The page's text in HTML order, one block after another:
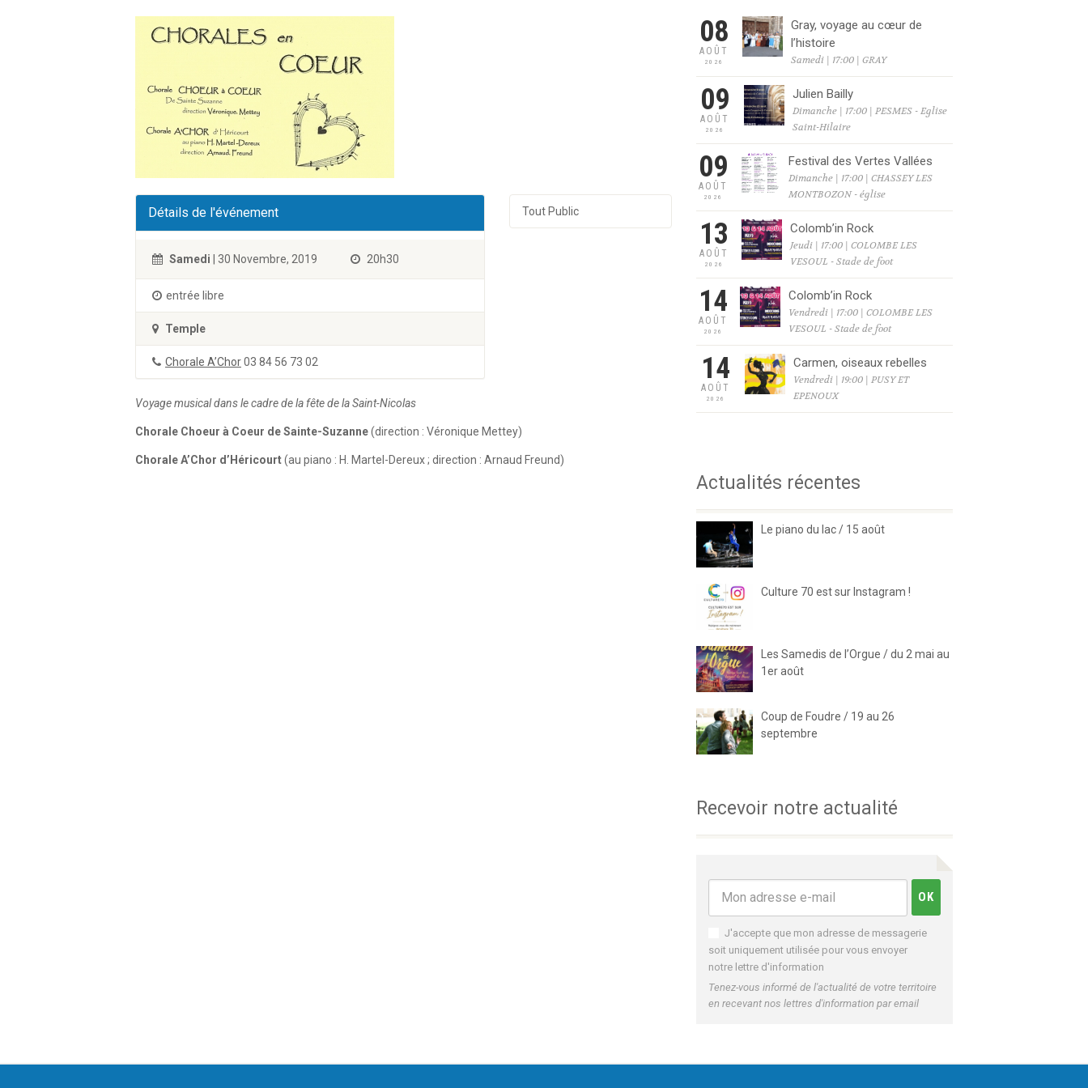
Détails de l'événement
Samedi | 30 Novembre, 2019 20h30
entrée libre
Temple
Chorale A’Chor03 84 56 73 02
Tout Public
Voyage musical dans le cadre de la fête de la Saint-Nicolas
Chorale Choeur à Coeur de Sainte-Suzanne(direction : Véronique Mettey)
Chorale A’Chor d’Héricourt(au piano : H. Martel-Dereux ; direction : Arnaud Freund)
08
AOÛT
2026
Gray, voyage au cœur de
l’histoire
Samedi | 17:00 | GRAY
09
AOÛT
2026
Julien Bailly
Dimanche | 17:00 | PESMES - Eglise
Saint-Hilaire
09
AOÛT
2026
Festival des Vertes Vallées
Dimanche | 17:00 | CHASSEY LES
MONTBOZON - église
13
AOÛT
2026
Colomb’in Rock
Jeudi | 17:00 | COLOMBE LES
VESOUL - Stade de foot
14
AOÛT
2026
Colomb’in Rock
Vendredi | 17:00 | COLOMBE LES
VESOUL - Stade de foot
14
AOÛT
2026
Carmen, oiseaux rebelles
Vendredi | 19:00 | PUSY ET
EPENOUX
Actualités récentes
Le piano du lac / 15 août
Culture 70 est sur Instagram !
Les Samedis de l’Orgue / du 2 mai au
1er août
Coup de Foudre / 19 au 26
septembre
Recevoir notre actualité
J'accepte que mon adresse de messagerie
soit uniquement utilisée pour vous envoyer
notre lettre d'information
Tenez-vous informé de l'actualité de votre territoire
en recevant nos lettres d'information par email